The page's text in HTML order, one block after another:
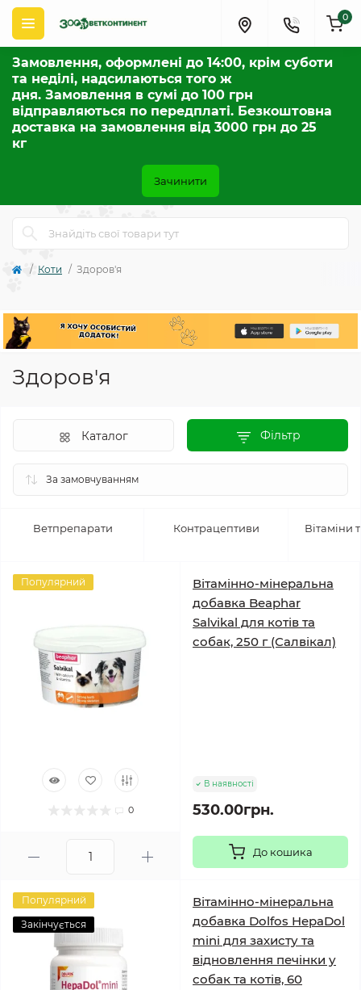
Замовлення, оформлені до 14:00, крім суботи
та неділі, надсилаються того ж
дня. Замовлення в сумі до 100 грн
відправляються по передплаті. Безкоштовна
доставка на замовлення від 3000 грн до 25
кг
Зачинити
0
Коти Здоров'я
Здоров'я
Фільтр
Каталог
Ветпрепарати Контрацептиви Вітаміни
Популярний
0
Вітамінно-мінеральна
добавка Beaphar
Salvikal для котів та
собак, 250 г (Салвікал)
В наявності
530.00грн.
До кошика
Популярний
Закінчується
Вітамінно-мінеральна
добавка Dolfos HepaDol
mini для захисту та
відновлення печінки у
собак та котів, 60